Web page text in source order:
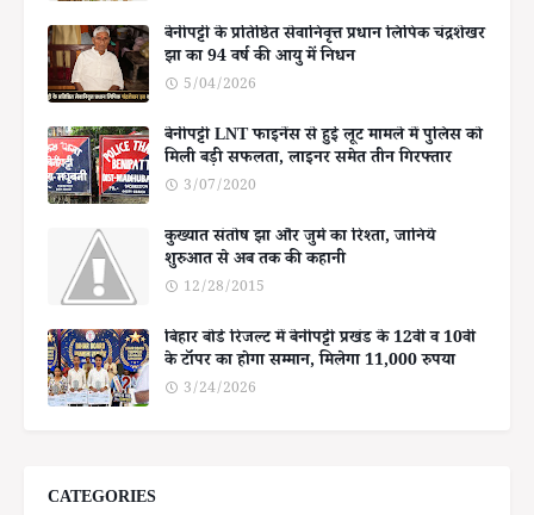
बेनीपट्टी के प्रतिष्ठित सेवानिवृत्त प्रधान लिपिक चंद्रशेखर
झा का 94 वर्ष की आयु में निधन
5/04/2026
बेनीपट्टी LNT फाइनेंस से हुई लूट मामले में पुलिस को
मिली बड़ी सफलता, लाइनर समेत तीन गिरफ्तार
3/07/2020
कुख्यात संतोष झा और जुर्म का रिश्ता, जानिये
शुरुआत से अब तक की कहानी
12/28/2015
बिहार बोर्ड रिजल्ट में बेनीपट्टी प्रखंड के 12वीं व 10वीं
के टॉपर का होगा सम्मान, मिलेगा 11,000 रुपया
3/24/2026
CATEGORIES